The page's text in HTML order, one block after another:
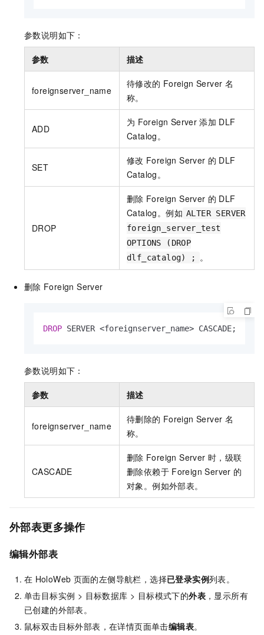
参数说明如下：
参数 描述
foreignserver_name
待修改的 Foreign Server 名
称。
ADD
为 Foreign Server 添加 DLF
Catalog。
SET
修改 Foreign Server 的 DLF
Catalog。
DROP
删除 Foreign Server 的 DLF
Catalog。例如 ALTER SERVER
foreign_server_test
OPTIONS (DROP
dlf_catalog) ;
。
删除 Foreign Server
DROP SERVER <foreignserver_name> CASCADE;
参数说明如下：
参数 描述
foreignserver_name
待删除的 Foreign Server 名
称。
CASCADE
删除 Foreign Server 时，级联
删除依赖于 Foreign Server 的
对象。例如外部表。
外部表更多操作
编辑外部表
在 HoloWeb 页面的左侧导航栏，选择已登录实例列表。
单击目标实例 > 目标数据库 > 目标模式下的外表 ，显示所有
已创建的外部表。
鼠标双击目标外部表，在详情页面单击编辑表。